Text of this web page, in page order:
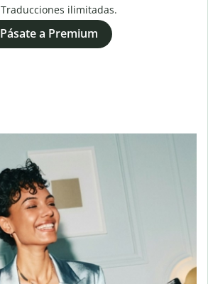
Traducciones ilimitadas.
Pásate a Premium